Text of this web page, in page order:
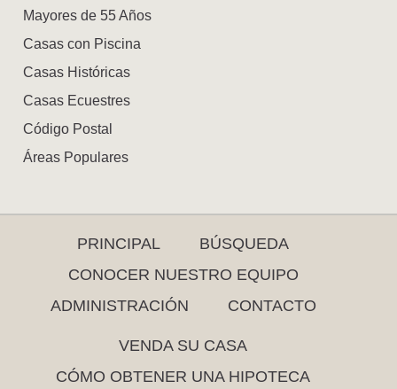
Mayores de 55 Años
Casas con Piscina
Casas Históricas
Casas Ecuestres
Código Postal
Áreas Populares
PRINCIPAL
BÚSQUEDA
CONOCER NUESTRO EQUIPO
ADMINISTRACIÓN
CONTACTO
VENDA SU CASA
CÓMO OBTENER UNA HIPOTECA